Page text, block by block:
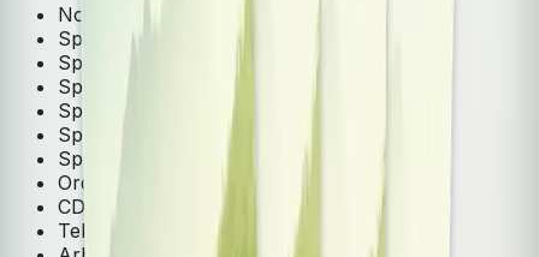
Norsk som andrespråk
Spor 2
Spor 2 - A1
Spor 2 - A2
Spor 3
Spor 3 - A1
Spor 3 - A2
Ordliste
CD
Tekstbok